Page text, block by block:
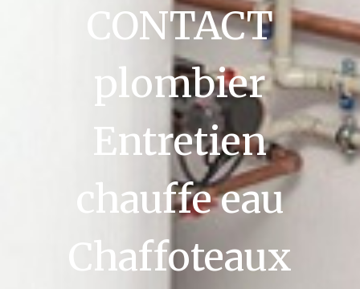
CONTACT
plombier
Entretien
chauffe eau
Chaffoteaux